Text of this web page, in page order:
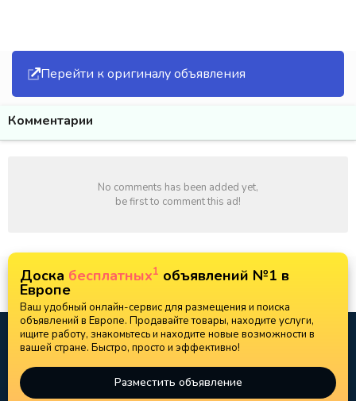
Перейти к оригиналу объявления
Комментарии
No comments has been added yet,
be first to comment this ad!
Доска бесплатных1 объявлений №1 в
Европе
Ваш удобный онлайн-сервис для размещения и поиска
объявлений в Европе. Продавайте товары, находите услуги,
ищите работу, знакомьтесь и находите новые возможности в
вашей стране. Быстро, просто и эффективно!
Разместить объявление